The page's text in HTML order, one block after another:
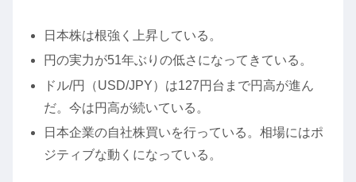
日本株は根強く上昇している。
円の実力が51年ぶりの低さになってきている。
ドル/円（USD/JPY）は127円台まで円高が進ん
だ。今は円高が続いている。
日本企業の自社株買いを行っている。相場にはポ
ジティブな動くになっている。